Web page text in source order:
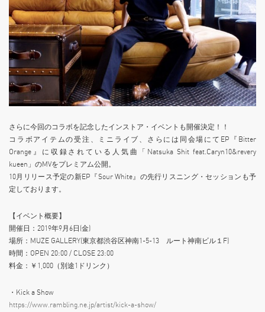
さらに今回のコラボを記念したインストア・イベントも開催決定！！
コラボアイテムの受注、ミニライブ、さらには同会場にてEP『Bitter
Orange』に収録されている人気曲「Natsuka Shit feat.Caryn10&revery
kueen」のMVをプレミアム公開。
10月リリース予定の新EP『Sour White』の先行リスニング・セッションも予
定しております。
【イベント概要】
開催日：2019年9月6日(金)
場所：MUZE GALLERY(東京都渋谷区神南1-5-13 ルート神南ビル１F)
時間：OPEN 20:00 / CLOSE 23:00
料金：￥1,000（別途1ドリンク）
・Kick a Show
https://www.rambling.ne.jp/artist/kick-a-show/